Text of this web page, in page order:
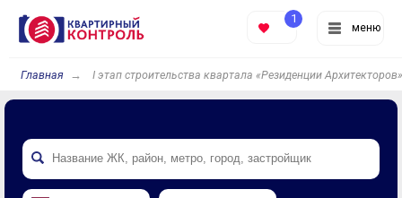
меню
1
Главная I этап строительства квартала «Резиденции